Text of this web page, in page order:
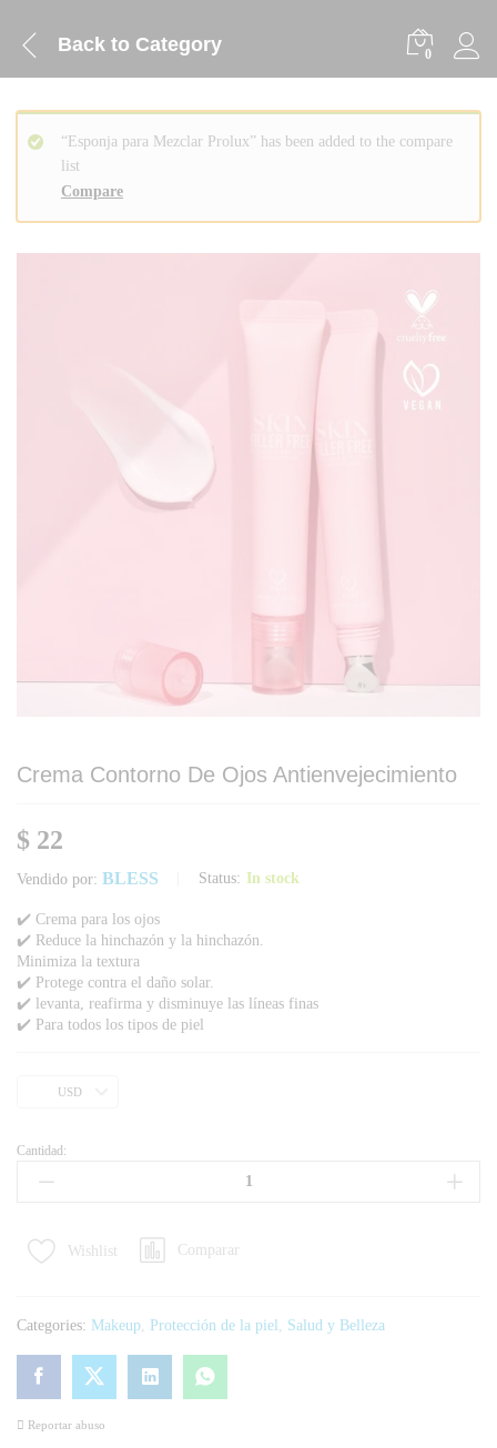
Back to Category 0
Compare
“Esponja para Mezclar Prolux” has been added to the compare
list
Crema Contorno De Ojos Antienvejecimiento
$ 22
Vendido por: BLESS Status: In stock
✔️ Crema para los ojos
✔️ Reduce la hinchazón y la hinchazón.
Minimiza la textura
✔️ Protege contra el daño solar.
✔️ levanta, reafirma y disminuye las líneas finas
✔️ Para todos los tipos de piel
USD
Cantidad:
Wishlist Comparar
Categories: Makeup Protección de la piel Salud y Belleza
Reportar abuso